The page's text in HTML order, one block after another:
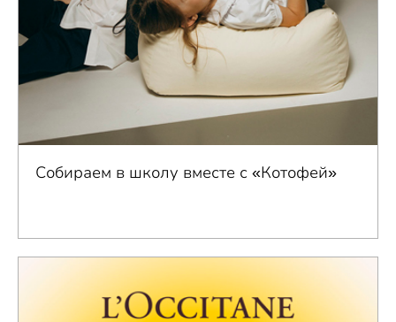
Собираем в школу вместе с «Котофей»